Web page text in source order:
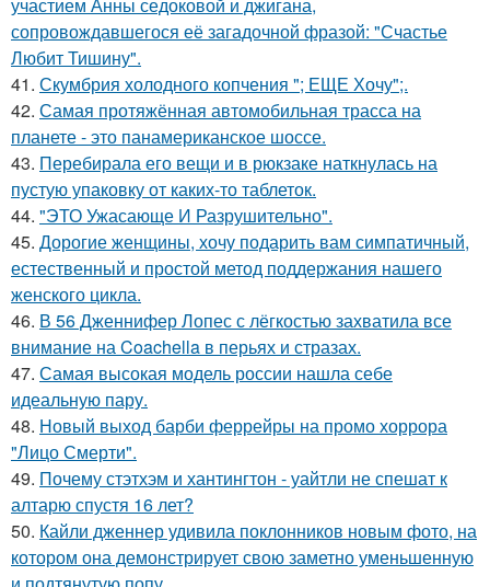
сопровождавшегося её загадочной фразой: "Счастье
Любит Тишину".
41. Скумбрия холодного копчения "; ЕЩЕ Хочу";.
42. Самая протяжённая автомобильная трасса на
планете - это панамериканское шоссе.
43. Перебирала его вещи и в рюкзаке наткнулась на
пустую упаковку от каких-то таблеток.
44. "ЭТО Ужасающе И Разрушительно".
45. Дорогие женщины, хочу подарить вам симпатичный,
естественный и простой метод поддержания нашего
женского цикла.
46. В 56 Дженнифер Лопес с лёгкостью захватила все
внимание на Coachella в перьях и стразах.
47. Самая высокая модель россии нашла себе
идеальную пару.
48. Новый выход барби феррейры на промо хоррора
"Лицо Смерти".
49. Почему стэтхэм и хантингтон - уайтли не спешат к
алтарю спустя 16 лет?
50. Кайли дженнер удивила поклонников новым фото, на
котором она демонстрирует свою заметно уменьшенную